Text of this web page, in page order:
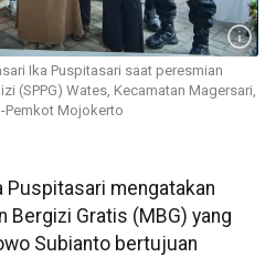
Ika Puspitasari saat peresmian
(SPPG) Wates, Kecamatan Magersari,
Pemkot Mojokerto
mengatakan
Bergizi Gratis (MBG) yang
Subianto bertujuan